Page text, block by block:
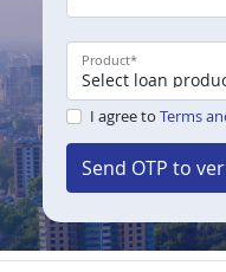
Product*
I agree to Terms
Send OTP to